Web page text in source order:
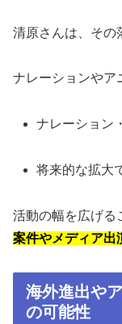
清原さんは、その
ナレーションやア
ナレーション
将来的な拡大
活動の幅を広げる
案件やメディア出
海外進出や
の可能性